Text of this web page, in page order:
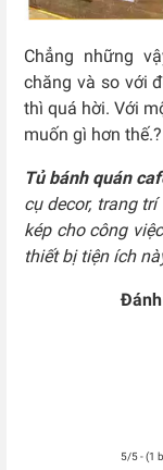
Chẳng những
chăng và so với
thì quá hời. Với
muốn gì hơn thế.?
Tủ bánh quán
cụ decor, trang
kép cho công
thiết bị tiện ích
5/5 - (1